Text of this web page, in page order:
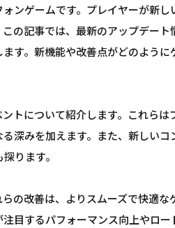
ンゲームです。プレイヤーが新し
の記事では、最新のアップデート
す。新機能や改善点がどのように
ントについて紹介します。これらは
深みを加えます。また、新しいコ
ります。
の改善は、よりスムーズで快適な
目するパフォーマンス向上やロー